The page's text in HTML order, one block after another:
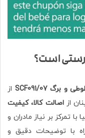
است؟
از
ازاصالت کالا، کیفیت
تمرکز بر نیاز مادران و
با توضیحات دقیق و